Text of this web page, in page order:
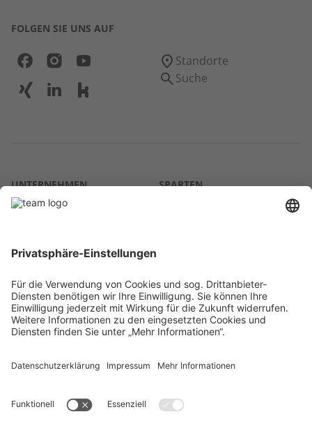
FOLGEN SIE UNS AUF
Standorte
Suche
UNTERNEHMEN
Über uns
Karriere
Kontakt
SPARTEN
RECHTLICHES
Lieferkette